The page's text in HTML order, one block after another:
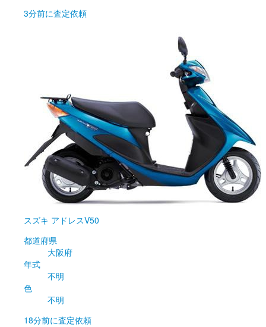
3分前に査定依頼
スズキ アドレスV50
都道府県
大阪府
年式
不明
色
不明
18分前に査定依頼